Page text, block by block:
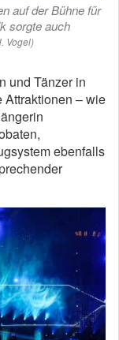
auf der Bühne für
sorgte auch
Vogel)
und Tänzer in
Attraktionen – wie
ebenfalls